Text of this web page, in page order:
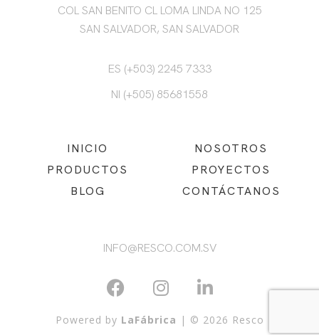
COL SAN BENITO CL LOMA LINDA NO 125
SAN SALVADOR, SAN SALVADOR
ES (+503) 2245 7333
NI (+505) 85681558
INICIO
NOSOTROS
PRODUCTOS
PROYECTOS
BLOG
CONTÁCTANOS
INFO@RESCO.COM.SV
Powered by LaFábrica | © 2026 Resco